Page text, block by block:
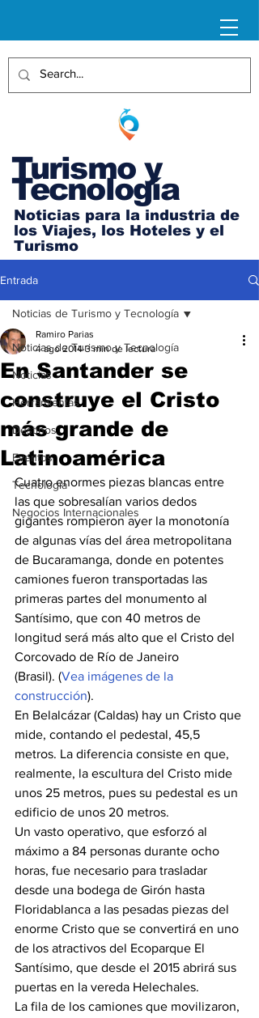
Turismo y
Tecnología
Noticias para la industria de
los Viajes, los Hoteles y el
Turismo
Entrada
Noticias de Turismo y Tecnología
Noticias
Herramientas
Destinos
Eventos
Tecnología
Negocios Internacionales
Noticias de Turismo y Tecnología
En Santander se
construye el Cristo
más grande de
Latinoamérica
Ramiro Parias
4 ago 2014 3 min de lectura
Cuatro enormes piezas blancas entre
las que sobresalían varios dedos
gigantes rompieron ayer la monotonía
de algunas vías del área metropolitana
de Bucaramanga, donde en potentes
camiones fueron transportadas las
primeras partes del monumento al
Santísimo, que con 40 metros de
longitud será más alto que el Cristo del
Corcovado de Río de Janeiro
(Brasil). (Vea imágenes de la
construcción).
En Belalcázar (Caldas) hay un Cristo que
mide, contando el pedestal, 45,5
metros. La diferencia consiste en que,
realmente, la escultura del Cristo mide
unos 25 metros, pues su pedestal es un
edificio de unos 20 metros.
Un vasto operativo, que esforzó al
máximo a 84 personas durante ocho
horas, fue necesario para trasladar
desde una bodega de Girón hasta
Floridablanca a las pesadas piezas del
enorme Cristo que se convertirá en uno
de los atractivos del Ecoparque El
Santísimo, que desde el 2015 abrirá sus
puertas en la vereda Helechales.
La fila de los camiones que movilizaron,